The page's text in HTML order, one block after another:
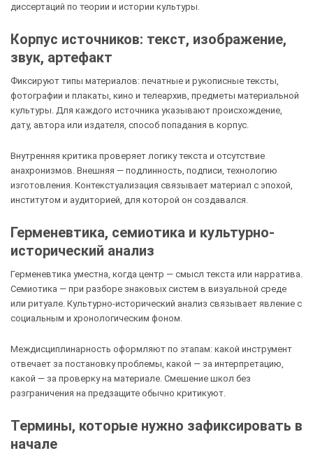
диссертаций по теории и истории культуры.
Корпус источников: текст, изображение,
звук, артефакт
Фиксируют типы материалов: печатные и рукописные тексты,
фотографии и плакаты, кино и телеархив, предметы материальной
культуры. Для каждого источника указывают происхождение,
дату, автора или издателя, способ попадания в корпус.
Внутренняя критика проверяет логику текста и отсутствие
анахронизмов. Внешняя — подлинность, подписи, технологию
изготовления. Контекстуализация связывает материал с эпохой,
институтом и аудиторией, для которой он создавался.
Герменевтика, семиотика и культурно-
исторический анализ
Герменевтика уместна, когда центр — смысл текста или нарратива.
Семиотика — при разборе знаковых систем в визуальной среде
или ритуале. Культурно-исторический анализ связывает явление с
социальным и хронологическим фоном.
Междисциплинарность оформляют по этапам: какой инструмент
отвечает за постановку проблемы, какой — за интерпретацию,
какой — за проверку на материале. Смешение школ без
разграничения на предзащите обычно критикуют.
Термины, которые нужно зафиксировать в
начале